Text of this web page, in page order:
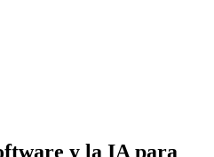
y la IA para